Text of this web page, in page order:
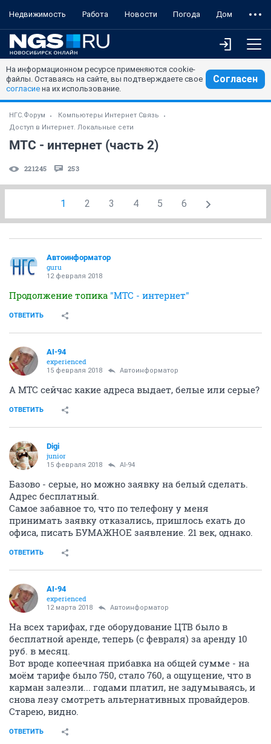
Недвижимость Работа Новости Погода Дом
На информационном ресурсе применяются cookie-
файлы. Оставаясь на сайте, вы подтверждаете свое
согласие на их использование.
Согласен
НГС.Форум
Компьютеры Интернет Связь
Доступ в Интернет. Локальные сети
МТС - интернет (часть 2)
221245 253
1 2 3 4 5 6
Автоинформатор
guru
12 февраля 2018
Продолжение топика "МТС - интернет"
ОТВЕТИТЬ
AI-94
experienced
15 февраля 2018 Автоинформатор
А МТС сейчас какие адреса выдает, белые или серые?
ОТВЕТИТЬ
Digi
junior
15 февраля 2018 AI-94
Базово - серые, но можно заявку на белый сделать.
Адрес бесплатный.
Самое забавное то, что по телефону у меня
принимать заявку отказались, пришлось ехать до
офиса, писать БУМАЖНОЕ заявление. 21 век, однако.
ОТВЕТИТЬ
AI-94
experienced
12 марта 2018 Автоинформатор
На всех тарифах, где оборудование ЦТВ было в
бесплатной аренде, теперь (с февраля) за аренду 10
руб. в месяц.
Вот вроде копеечная прибавка на общей сумме - на
моём тарифе было 750, стало 760, а ощущение, что в
карман залезли... годами платил, не задумываясь, и
снова лезу смотреть альтернативных провайдеров.
Старею, видно.
ОТВЕТИТЬ